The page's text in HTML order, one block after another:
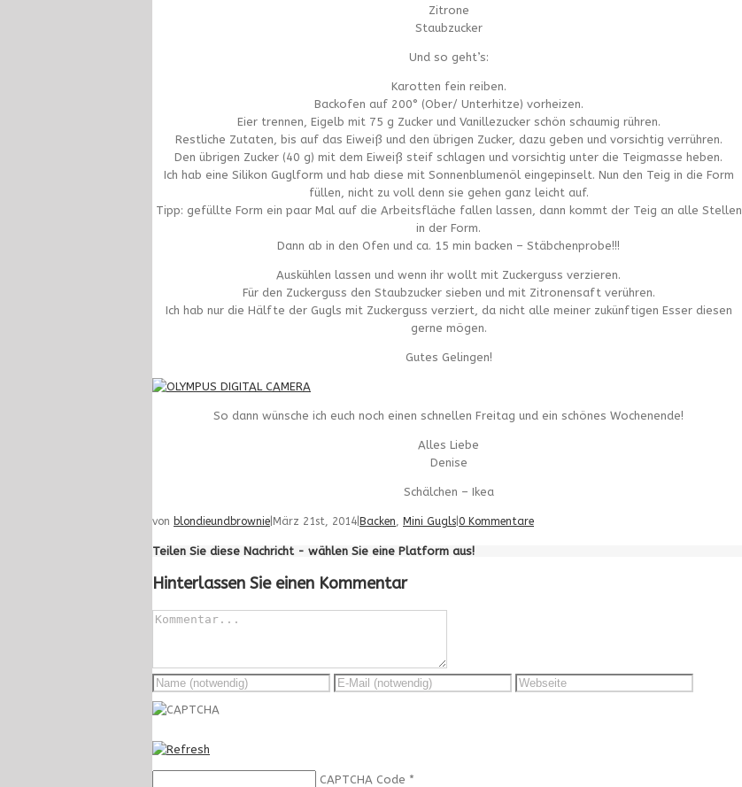
Zitrone
Staubzucker
Und so geht’s:
Karotten fein reiben.
Backofen auf 200° (Ober/ Unterhitze) vorheizen.
Eier trennen, Eigelb mit 75 g Zucker und Vanillezucker schön schaumig rühren.
Restliche Zutaten, bis auf das Eiweiß und den übrigen Zucker, dazu geben und vorsichtig verrühren.
Den übrigen Zucker (40 g) mit dem Eiweiß steif schlagen und vorsichtig unter die Teigmasse heben.
Ich hab eine Silikon Guglform und hab diese mit Sonnenblumenöl eingepinselt. Nun den Teig in die Form
füllen, nicht zu voll denn sie gehen ganz leicht auf.
Tipp: gefüllte Form ein paar Mal auf die Arbeitsfläche fallen lassen, dann kommt der Teig an alle Stellen
in der Form.
Dann ab in den Ofen und ca. 15 min backen – Stäbchenprobe!!!
Auskühlen lassen und wenn ihr wollt mit Zuckerguss verzieren.
Für den Zuckerguss den Staubzucker sieben und mit Zitronensaft verühren.
Ich hab nur die Hälfte der Gugls mit Zuckerguss verziert, da nicht alle meiner zukünftigen Esser diesen
gerne mögen.
Gutes Gelingen!
So dann wünsche ich euch noch einen schnellen Freitag und ein schönes Wochenende!
Alles Liebe
Denise
Schälchen – Ikea
von blondieundbrownie März 21st, 2014 Backen, Mini Gugls 0 Kommentare
Teilen Sie diese Nachricht - wählen Sie eine Platform aus!
Hinterlassen Sie einen Kommentar
CAPTCHA Code *